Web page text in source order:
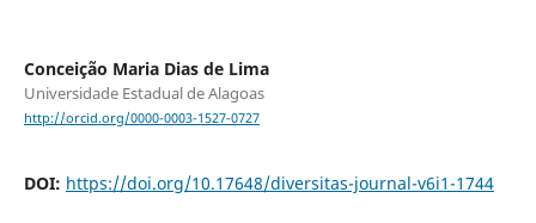
Conceição Maria Dias de Lima
Universidade Estadual de Alagoas
http://orcid.org/0000-0003-1527-0727
DOI: https://doi.org/10.17648/diversitas-journal-v6i1-1744